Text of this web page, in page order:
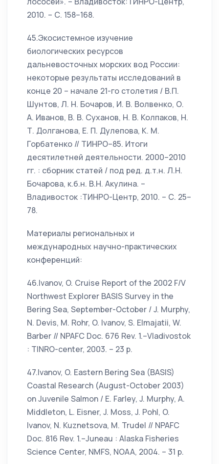
2010. – С. 158–168.
45.Экосистемное изучение
биологических ресурсов
дальневосточных морских вод России:
некоторые результаты исследований в
конце 20 – начале 21-го столетия / В.П.
Шунтов, Л. Н. Бочаров, И. В. Волвенко, О.
А. Иванов, В. В. Суханов, Н. В. Колпаков, Н.
Т. Долганова, Е. П. Дулепова, К. М.
Горбатенко // ТИНРО–85. Итоги
десятилетней деятельности. 2000–2010
гг. : сборник статей / под ред. д.т.н. Л.Н.
Бочарова, к.б.н. В.Н. Акулина. –
Владивосток :ТИНРО-Центр, 2010. – С. 25–
78.
Материалы региональных и
международных научно-практических
конференций:
46.Ivanov, O. Cruise Report of the 2002 F/V
Northwest Explorer BASIS Survey in the
Bering Sea, September-October / J. Murphy,
N. Devis, M. Rohr, O. Ivanov, S. Elmajatii, W.
Barber // NPAFC Doc. 676 Rev. 1.–Vladivostok
: TINRO-center, 2003. – 23 p.
47.Ivanov, O. Eastern Bering Sea (BASIS)
Coastal Research (August-October 2003)
on Juvenile Salmon / E. Farley, J. Murphy, A.
Middleton, L. Eisner, J. Moss, J. Pohl, O.
Ivanov, N. Kuznetsova, M. Trudel // NPAFC
Doc. 816 Rev. 1.–Juneau : Alaska Fisheries
Science Center, NMFS, NOAA, 2004. – 31 p.